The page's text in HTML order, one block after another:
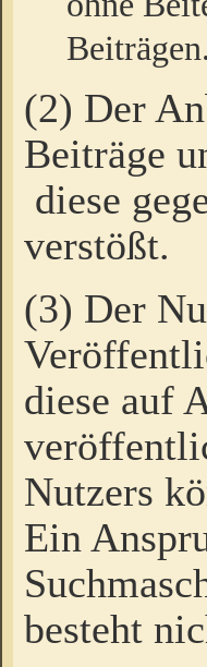
Beiträgen.
(2) Der
Beiträge
diese
verstößt.
(3) Der
diese auf
Nutzers
Ein
besteht